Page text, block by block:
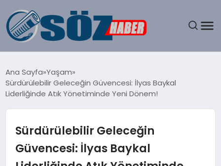
SPOR
Ana Sayfa Yaşam
Sürdürülebilir Geleceğin Güvencesi: İlyas Baykal
Liderliğinde Atık Yönetiminde Yeni Dönem!
Sürdürülebilir Geleceğin
Güvencesi: İlyas Baykal